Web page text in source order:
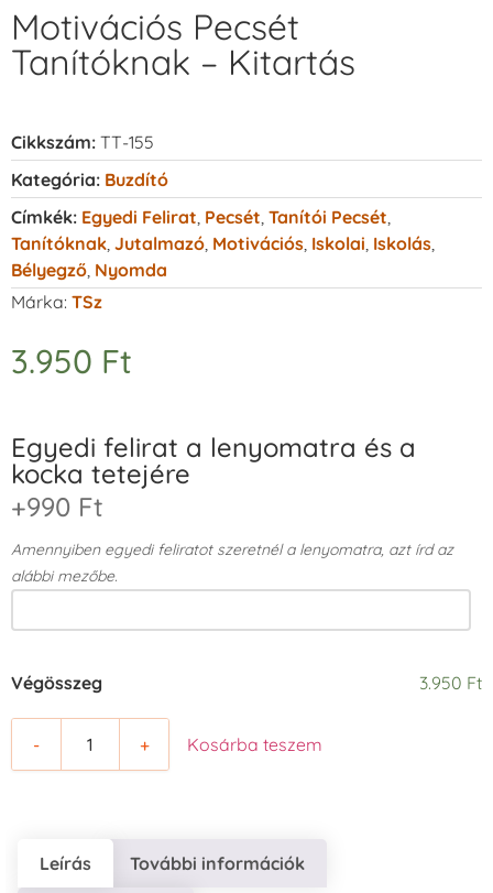
Motivációs Pecsét
Tanítóknak – Kitartás
Cikkszám: TT-155
Kategória: Buzdító
Címkék: Egyedi Felirat Pecsét Tanítói Pecsét
Tanítóknak Jutalmazó Motivációs Iskolai Iskolás
Bélyegző Nyomda
Márka: TSz
3.950 Ft
Egyedi felirat a lenyomatra és a
kocka tetejére
+990 Ft
Amennyiben egyedi feliratot szeretnél a lenyomatra, azt írd az
alábbi mezőbe.
Végösszeg 3.950 Ft
- + Kosárba teszem
Leírás További információk